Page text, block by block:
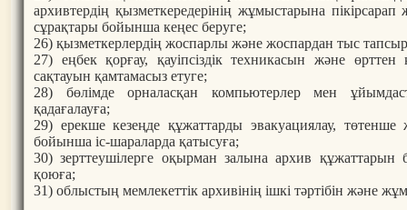
архивтердің қызметкередерінің жұмыстарына
сұрақтары бойынша кеңес беруге;
26) қызметкерлердің жоспарлы және жоспардан тыс
27) еңбек қорғау, қауіпсіздік техникасын және
сақтауын қамтамасыз етуге;
28) бөлімде орналасқан компьютерлер мен
қадағалауға;
29) ерекше кезеңде құжаттарды эвакуациялау, төтенше
бойынша іс-шараларда қатысуға;
30) зерттеушілерге оқырман залына архив
қоюға;
31) облыстың мемлекеттік архивінің ішкі тәртібін және